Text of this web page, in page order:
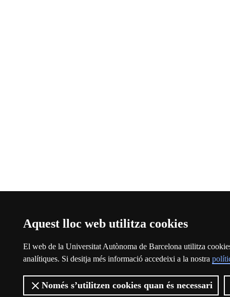
Aquest lloc web utilitza cookies
El web de la Universitat Autònoma de Barcelona utilitza
analítiques. Si desitja més informació accedeixi a la nostra
Només s’utilitzen cookies quan és necessari